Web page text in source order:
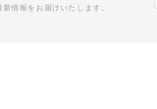
情報をお届けいたします。